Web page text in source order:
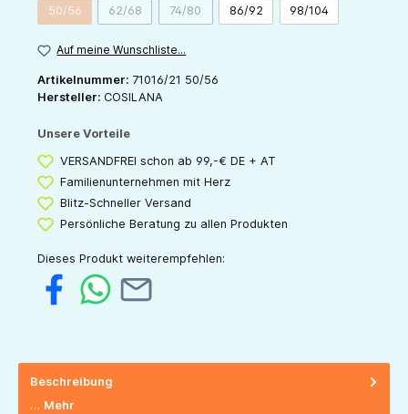
50/56(Diese Option ist zurzeit nicht verfügbar.)
62/68(Diese Option ist zurzeit nicht verfügbar.)
74/80(Diese Option ist zurzeit nicht verfügbar.)
86/92 98/104
Auf meine Wunschliste...
Artikelnummer: 71016/21 50/56
Hersteller: COSILANA
Unsere Vorteile
VERSANDFREI schon ab 99,-€ DE + AT
Familienunternehmen mit Herz
Blitz-Schneller Versand
Persönliche Beratung zu allen Produkten
Dieses Produkt weiterempfehlen:
Beschreibung
… Mehr